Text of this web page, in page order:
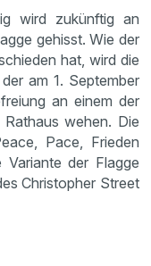
wird zukünftig an
gehisst. Wie der
hat, wird die
am 1. September
an einem der
wehen. Die
Pace, Frieden
der Flagge
Christopher Street